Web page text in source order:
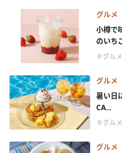
グルメ
小樽で
のいち
＃グル
グルメ
暑い日
CA...
＃グル
グルメ